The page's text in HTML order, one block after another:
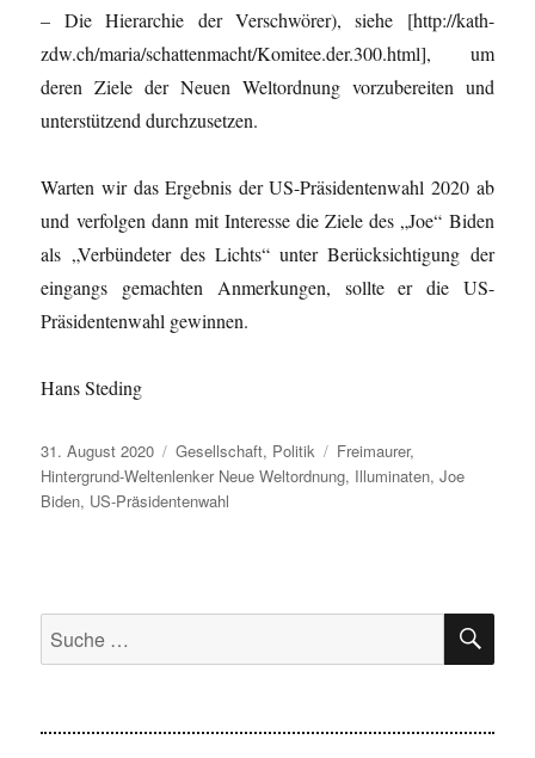
– Die Hierarchie der Verschwörer), siehe [http://kath-
zdw.ch/maria/schattenmacht/Komitee.der.300.html], um
deren Ziele der Neuen Weltordnung vorzubereiten und
unterstützend durchzusetzen.
Warten wir das Ergebnis der US-Präsidentenwahl 2020 ab
und verfolgen dann mit Interesse die Ziele des „Joe“ Biden
als „Verbündeter des Lichts“ unter Berücksichtigung der
eingangs gemachten Anmerkungen, sollte er die US-
Präsidentenwahl gewinnen.
Hans Steding
Veröffentlicht
am
31. August 2020 Kategorien
Gesellschaft, Politik Schlagwörter
Freimaurer,
Hintergrund-Weltenlenker Neue Weltordnung, Illuminaten,Joe
Biden, US-Präsidentenwahl
Suche
nach: